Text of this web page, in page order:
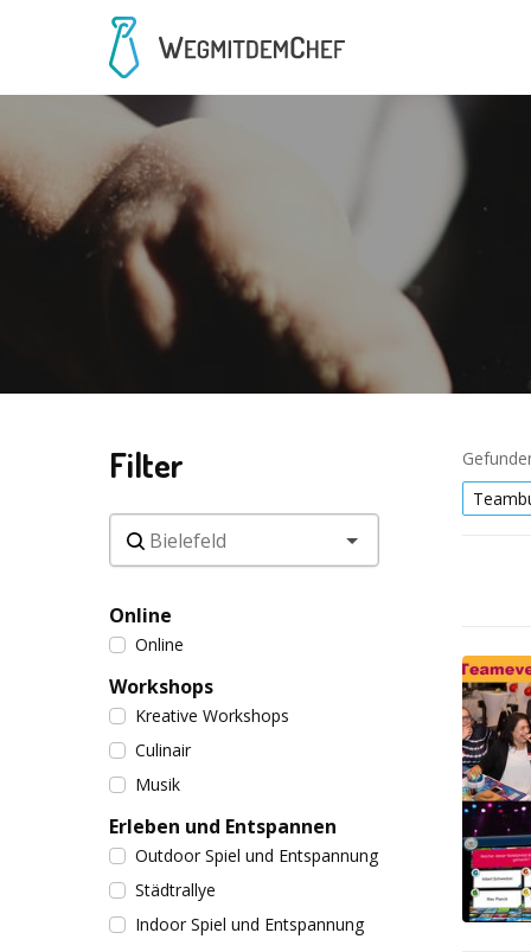
Filter
Online
Online
Workshops
Kreative Workshops
Culinair
Musik
Erleben und Entspannen
Outdoor Spiel und Entspannung
Städtrallye
Indoor Spiel und Entspannung